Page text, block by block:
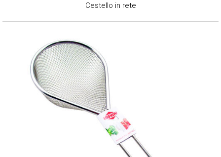
Cestello in rete